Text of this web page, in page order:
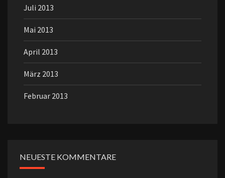
Juli 2013
Mai 2013
April 2013
März 2013
Februar 2013
NEUESTE KOMMENTARE